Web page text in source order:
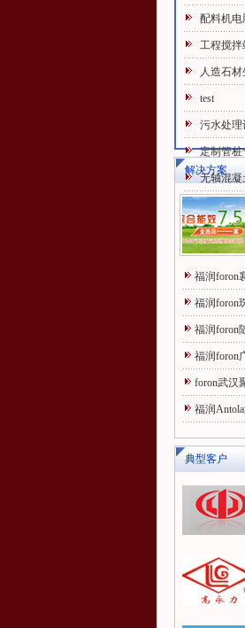
配料机电
工程搅拌
人造石
test
污水处理
定制管桩
无轴混凝
解决方案
福润foron
福润foron
福润foron
福润foron
foron武汉
福润
典型客户